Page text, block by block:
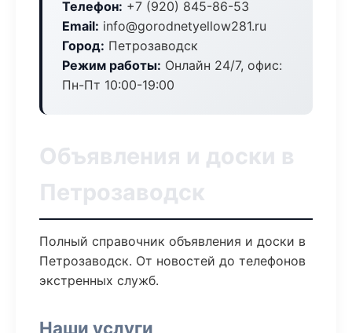
Телефон: +7 (920) 845-86-53
Email: info@gorodnetyellow281.ru
Город: Петрозаводск
Режим работы: Онлайн 24/7, офис:
Пн-Пт 10:00-19:00
Объявления и доски в
Петрозаводск
Полный справочник объявления и доски в
Петрозаводск. От новостей до телефонов
экстренных служб.
Наши услуги